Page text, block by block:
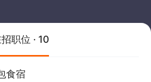
职位 · 10
食宿